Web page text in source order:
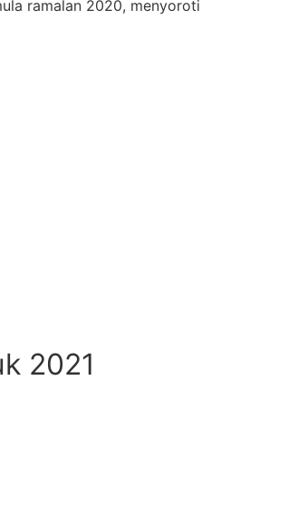
ramalan 2020, menyoroti
2021